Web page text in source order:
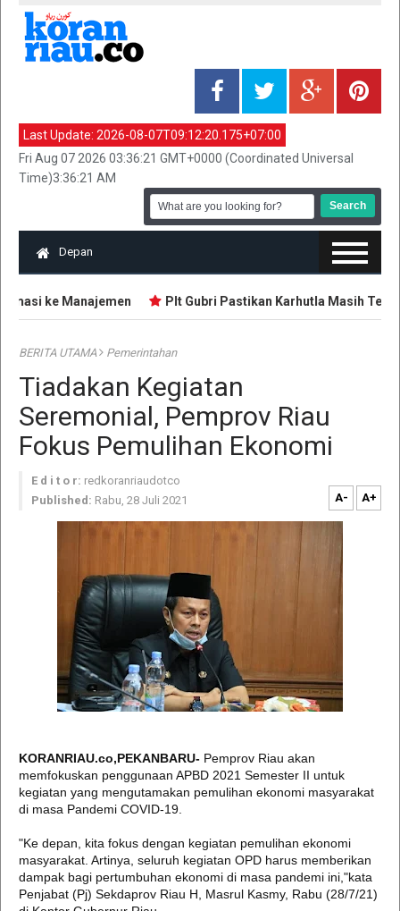
Last Update: 2026-08-07T09:12:20.175+07:00
Fri Aug 07 2026 03:36:21 GMT+0000 (Coordinated Universal
Time)3:36:21 AM
Depan
ke Manajemen Plt Gubri Pastikan Karhutla Masih
BERITA UTAMA Pemerintahan
Tiadakan Kegiatan
Seremonial, Pemprov Riau
Fokus Pemulihan Ekonomi
E d i t o r: redkoranriaudotco
Published: Rabu, 28 Juli 2021 A- A+
KORANRIAU.co,PEKANBARU- Pemprov Riau akan
memfokuskan penggunaan APBD 2021 Semester II untuk
kegiatan yang mengutamakan pemulihan ekonomi masyarakat
di masa Pandemi COVID-19.
"Ke depan, kita fokus dengan kegiatan pemulihan ekonomi
masyarakat. Artinya, seluruh kegiatan OPD harus memberikan
dampak bagi pertumbuhan ekonomi di masa pandemi ini,"kata
Penjabat (Pj) Sekdaprov Riau H, Masrul Kasmy, Rabu (28/7/21)